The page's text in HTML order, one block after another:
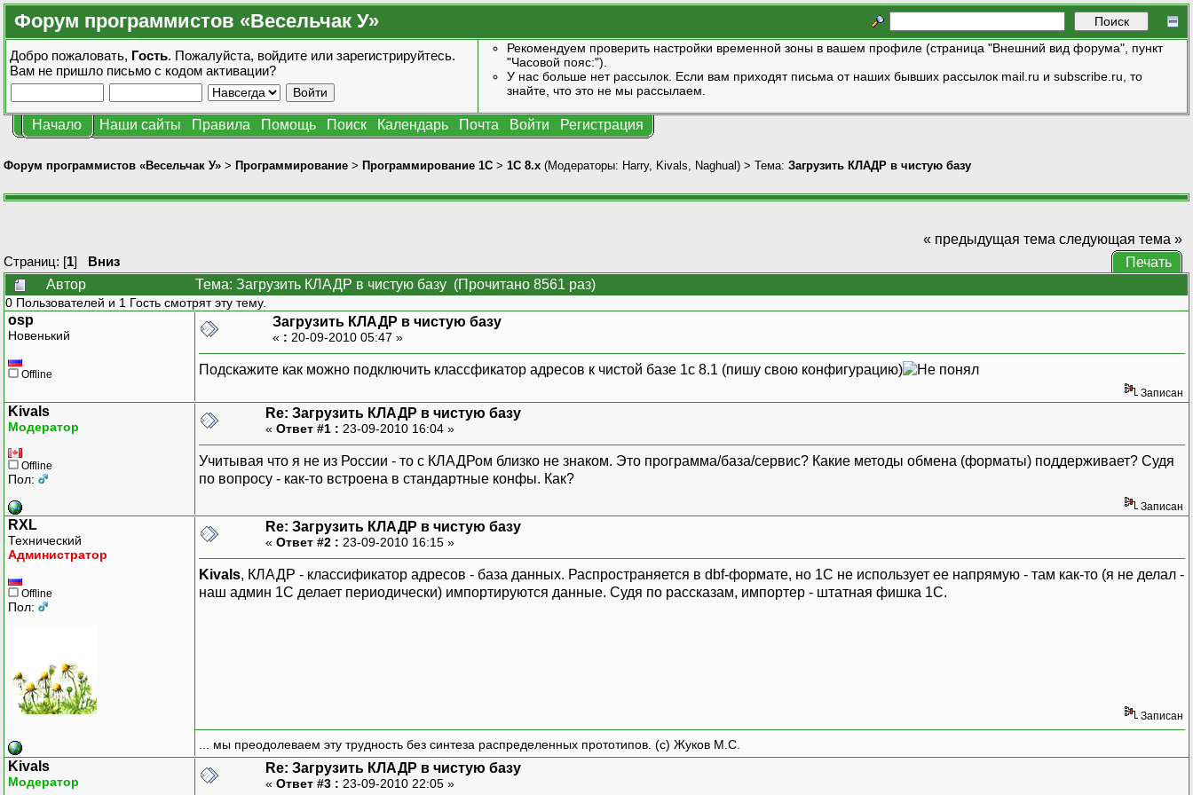
Форум программистов «Весельчак У»
Добро пожаловать, Гость. Пожалуйста, войдите или зарегистрируйтесь.
Вам не пришло письмо с кодом активации?
Рекомендуем проверить настройки временной зоны в вашем профиле (страница "Внешний вид форума", пункт
"Часовой пояс:").
У нас больше нет рассылок. Если вам приходят письма от наших бывших рассылок mail.ru и subscribe.ru, то
знайте, что это не мы рассылаем.
Начало Наши сайты Правила Помощь Поиск Календарь Почта Войти Регистрация
Форум программистов «Весельчак У» > Программирование > Программирование 1С > 1С 8.x (Модераторы: Harry, Kivals Naghual) > Тема: Загрузить КЛАДР в чистую базу
Страниц: [1] Вниз
« предыдущая тема следующая тема »
Печать
Автор
Тема: Загрузить КЛАДР в чистую базу (Прочитано 8561 раз)
0 Пользователей и 1 Гость смотрят эту тему.
osp
Новенький
Offline
Загрузить КЛАДР в чистую базу
« : 20-09-2010 05:47 »
Подскажите как можно подключить классфикатор адресов к чистой базе 1с 8.1 (пишу свою конфигурацию)
Записан
Kivals
Модератор
Offline
Пол:
Re: Загрузить КЛАДР в чистую базу
« Ответ #1 : 23-09-2010 16:04 »
Учитывая что я не из России - то с КЛАДРом близко не знаком. Это программа/база/сервис? Какие методы обмена (форматы) поддерживает? Судя
по вопросу - как-то встроена в стандартные конфы. Как?
Записан
RXL
Технический
Администратор
Offline
Пол:
Re: Загрузить КЛАДР в чистую базу
« Ответ #2 : 23-09-2010 16:15 »
Kivals, КЛАДР - классификатор адресов - база данных. Распространяется в dbf-формате, но 1С не использует ее напрямую - там как-то (я не делал -
наш админ 1С делает периодически) импортируются данные. Судя по рассказам, импортер - штатная фишка 1С.
Записан
... мы преодолеваем эту трудность без синтеза распределенных прототипов. (с) Жуков М.С.
Kivals
Модератор
Re: Загрузить КЛАДР в чистую базу
« Ответ #3 : 23-09-2010 22:05 »